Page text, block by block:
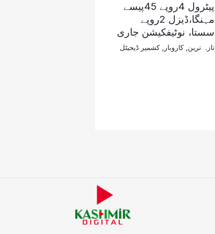
پیٹرول 4روپے 45پیسے
مہنگا،ڈیزل 2روپے
سستا، نوٹیفکیشن جاری
تازہ ترین کاروبار کشمیر ڈیجیٹل